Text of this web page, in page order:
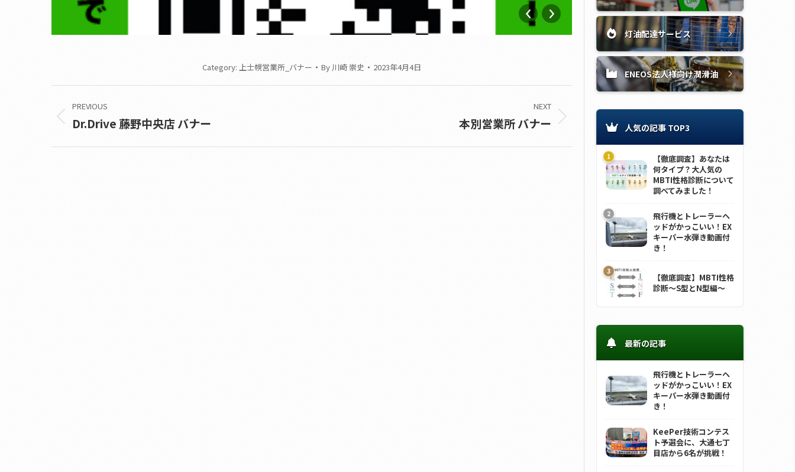
Category: 上士幌営業所_バナー By 川崎 崇史 2023年4月4日
navigation
PREVIOUS
Previous
Dr.Drive 藤野中央店 バナー
NEXT
本別営業所 バナー
灯油配達サービス
ENEOS法人様向け潤滑油
人気の記事 TOP3
【徹底調査】あなたは
何タイプ？大人気の
MBTI性格診断について
調べてみました！
飛行機とトレーラーヘ
ッドがかっこいい！EX
キーパー水弾き動画付
き！
【徹底調査】MBTI性格
診断～S型とN型編～
最新の記事
飛行機とトレーラーヘ
ッドがかっこいい！EX
キーパー水弾き動画付
き！
KeePer技術コンテス
ト予選会に、大通七丁
目店から6名が挑戦！